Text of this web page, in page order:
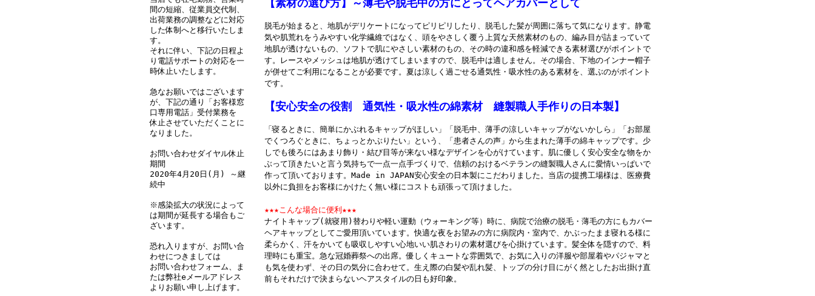
間の短縮、従業員交代制、
出荷業務の調整などに対応
した体制へと移行いたしま
す。
それに伴い、下記の日程よ
り電話サポートの対応を一
時休止いたします。
急なお願いではございます
が、下記の通り「お客様窓
口専用電話」受付業務を
休止させていただくことに
なりました。
お問い合わせダイヤル休止
期間
2020年4月20日(月) ～継
続中
※感染拡大の状況によって
は期間が延長する場合もご
ざいます。
恐れ入りますが、お問い合
わせにつきましては
お問い合わせフォーム、ま
たは弊社eメールアドレス
よりお願い申し上げます。
いわれてピッタリのものでした。柔らかいし、洗えるのもいいです。
• 2011/01/31 投稿者：杉並区 K・K おすすめレベル：★★★★★
みんなで共同購入
インターネットでの注文はいつも主人にお願いしているのですが、電話でも注文を受けてもらって助かりまし
た。一番最初は、私自身は髪が薄いので、ヘアキャップを購入しました。そして、老人ホームにいる88歳の
母にも買いました。すると、老人ホームでご療養中の他の方から、私も欲しいと頼まれ、今回まとめて購入す
るこることにしました。(191黒4枚、187黒2枚)1月まで、送料無料キャンペーンと知ってあわててお電話し
ットも商品と一緒に入れておいて頂けるのはうれしいです。老人ホームにいらっしゃる方は皆ネットなんかで
• 2011/08/06 投稿者：大阪府大阪市 F・Kさん おすすめレベル：★★★★★
本当に本当に感謝
先日は本当にお世話になりありがとうございました。 母親が85歳で乳がんの為抗がん剤を投与する事にな
り、髪の毛が抜けるときにあわててTELさせて頂きました。その日、4時ごろにTELしたのにも、明日いると
のことで、翌日届きまして、本当に本当に感謝いたしております。お陰さまで副作用は髪の毛だけで、しこり
いました。 (250黒&グレー)
• 2010/12/15 投稿者：美容室スタッフ おすすめレベル：★★★★★
非常に軽くて気に入りました
実は、ある病院の患者様からレディースキャップ(No250)を一目ぼれしたのだが、 色違いが良いと連絡があ
り、急遽、昨晩FAXにてご注文させていただいた次第です。 患者さんとともに、商品の到着を心待ちにして
おります。
脱毛が始まると、地肌がデリケートになってピリピリしたり、脱毛した髪が周囲に落ちて気になります。静電
気や肌荒れをうみやすい化学繊維ではなく、頭をやさしく覆う上質な天然素材のもの、編み目が詰まっていて
地肌が透けないもの、ソフトで肌にやさしい素材のもの、その時の違和感を軽減できる素材選びがポイントで
す。レースやメッシュは地肌が透けてしまいますので、脱毛中は適しません。その場合、下地のインナー帽子
が併せてご利用になることが必要です。夏は涼しく過ごせる通気性・吸水性のある素材を、選ぶのがポイント
です。
【安心安全の役割 通気性・吸水性の綿素材 縫製職人手作りの日本製】
「寝るときに、簡単にかぶれるキャップがほしい」「脱毛中、薄手の涼しいキャップがないかしら」「お部屋
でくつろぐときに、ちょっとかぶりたい」という、「患者さんの声」から生まれた薄手の綿キャップです。少
しでも後ろにはあまり飾り・結び目等が来ない様なデザインを心がけています。肌に優しく安心安全な物をか
ぶって頂きたいと言う気持ちで一点一点手づくりで、信頼のおけるベテランの縫製職人さんに愛情いっぱいで
作って頂いております。Made in JAPAN安心安全の日本製にこだわりました。当店の提携工場様は、医療費
以外に負担をお客様にかけたく無い様にコストも頑張って頂けました。
★★★こんな場合に便利★★★
ナイトキャップ(就寝用)替わりや軽い運動（ウォーキング等）時に、病院で治療の脱毛・薄毛の方にもカバー
ヘアキャップとしてご愛用頂いています。快適な夜をお望みの方に病院内・室内で、かぶったまま寝れる様に
柔らかく、汗をかいても吸収しやすい心地いい肌さわりの素材選びを心掛けています。髪全体を隠すので、料
理時にも重宝。急な冠婚葬祭への出席。優しくキュートな雰囲気で、お気に入りの洋服や部屋着やパジャマと
も気を使わず、その日の気分に合わせて。生え際の白髪や乱れ髪、トップの分け目にがく然としたお出掛け直
前もそれだけで決まらないヘアスタイルの日も好印象。